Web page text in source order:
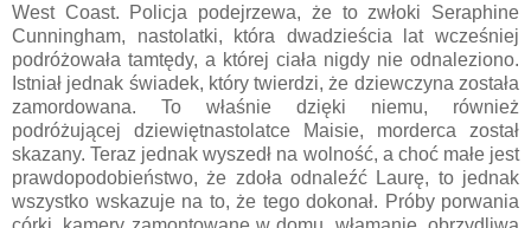
West Coast. Policja podejrzewa, że to zwłoki Seraphine
Cunningham, nastolatki, która dwadzieścia lat wcześniej
podróżowała tamtędy, a której ciała nigdy nie odnaleziono.
Istniał jednak świadek, który twierdzi, że dziewczyna została
zamordowana. To właśnie dzięki niemu, również
podróżującej dziewiętnastolatce Maisie, morderca został
skazany. Teraz jednak wyszedł na wolność, a choć małe jest
prawdopodobieństwo, że zdoła odnaleźć Laurę, to jednak
wszystko wskazuje na to, że tego dokonał. Próby porwania